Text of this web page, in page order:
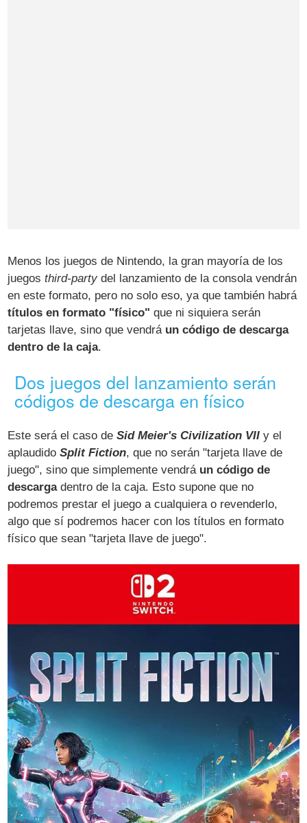
Menos los juegos de Nintendo, la gran mayoría de los
juegosthird-party del lanzamiento de la consola vendrán
en este formato, pero no solo eso, ya que también habrá
títulos en formato "físico" que ni siquiera serán
tarjetas llave, sino que vendrá un código de descarga
dentro de la caja.
Dos juegos del lanzamiento serán
códigos de descarga en físico
Este será el caso deSid Meier's Civilization VII y el
aplaudidoSplit Fiction, que no serán "tarjeta llave de
juego", sino que simplemente vendráun código de
descargadentro de la caja. Esto supone que no
podremos prestar el juego a cualquiera o revenderlo,
algo que sí podremos hacer con los títulos en formato
físico que sean "tarjeta llave de juego".